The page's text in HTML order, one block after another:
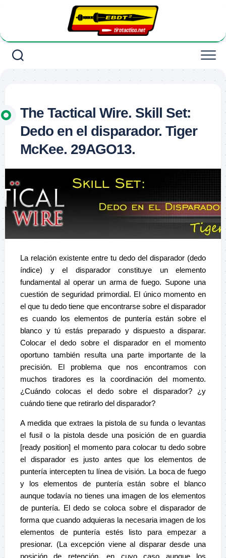
The Tactical Wire. Skill Set:
Dedo en el disparador. Tiger
McKee. 29AGO13.
La relación existente entre tu dedo del disparador (dedo
índice) y el disparador constituye un elemento
fundamental al operar un arma de fuego. Supone una
cuestión de seguridad primordial. El único momento en
el que tu dedo tiene que encontrarse sobre el disparador
es cuando los elementos de puntería están sobre el
blanco y tú estás preparado y dispuesto a disparar.
Colocar el dedo sobre el disparador en el momento
oportuno también resulta una parte importante de la
precisión. El problema que nos encontramos con
muchos tiradores es la coordinación del momento.
¿Cuándo colocas el dedo sobre el disparador? ¿y
cuándo tiene que retirarlo del disparador?
A medida que extraes la pistola de su funda o levantas
el fusil o la pistola desde una posición de en guardia
[ready position] el momento para colocar tu dedo sobre
el disparador es justo antes que los elementos de
puntería intercepten tu línea de visión. La boca de fuego
y los elementos de puntería están sobre el blanco
aunque todavía no tienes una imagen de los elementos
de puntería. El dedo se coloca sobre el disparador de
forma que cuando adquieras la necesaria imagen de los
elementos de puntería estés listo para empezar a
presionar. (La excepción viene al disparar desde una
posición de retención, en cuyo caso aunque los